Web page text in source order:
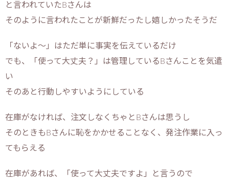
と言われていたBさんは
そのように言われたことが新鮮だったし嬉しかったそうだ
「ないよ～」はただ単に事実を伝えているだけ
でも、「使って大丈夫？」は管理しているBさんことを気遣
い
そのあと行動しやすいようにしている
在庫がなければ、注文しなくちゃとBさんは思うし
そのときもBさんに恥をかかせることなく、発注作業に入っ
てもらえる
在庫があれば、「使って大丈夫ですよ」と言うので